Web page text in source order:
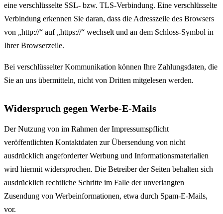
eine verschlüsselte SSL- bzw. TLS-Verbindung. Eine verschlüsselte
Verbindung erkennen Sie daran, dass die Adresszeile des Browsers
von „http://“ auf „https://“ wechselt und an dem Schloss-Symbol in
Ihrer Browserzeile.
Bei verschlüsselter Kommunikation können Ihre Zahlungsdaten, die
Sie an uns übermitteln, nicht von Dritten mitgelesen werden.
Widerspruch gegen Werbe-E-Mails
Der Nutzung von im Rahmen der Impressumspflicht
veröffentlichten Kontaktdaten zur Übersendung von nicht
ausdrücklich angeforderter Werbung und Informationsmaterialien
wird hiermit widersprochen. Die Betreiber der Seiten behalten sich
ausdrücklich rechtliche Schritte im Falle der unverlangten
Zusendung von Werbeinformationen, etwa durch Spam-E-Mails,
vor.